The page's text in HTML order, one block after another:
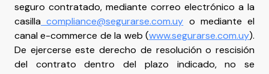
seguro contratado, mediante correo electrónico a la
casilla compliance@segurarse.com.uy o mediante el
canal e-commerce de la web (www.segurarse.com.uy).
De ejercerse este derecho de resolución o rescisión
del contrato dentro del plazo indicado, no se